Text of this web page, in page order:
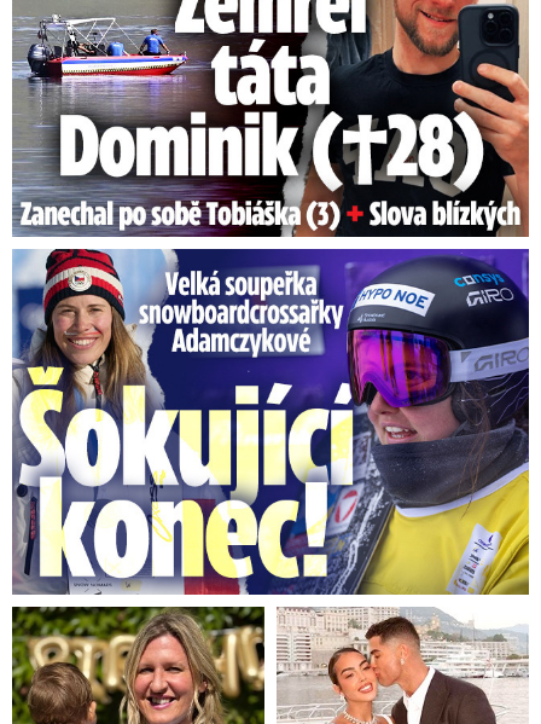
Velká soupeřka Adamczykové: Šokující konec!